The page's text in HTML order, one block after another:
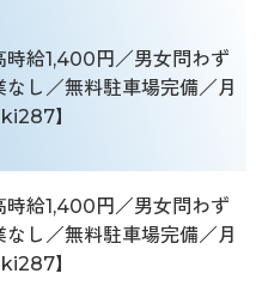
時給1,400円／男女問わず
し／無料駐車場完備／月
】
時給1,400円／男女問わず
し／無料駐車場完備／月
】